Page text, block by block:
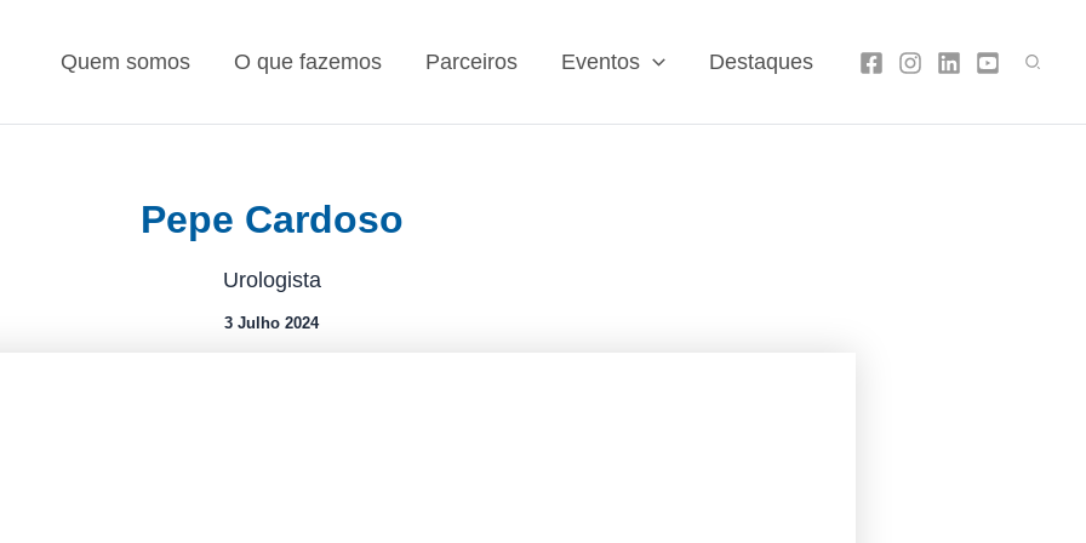
Quem somos O que fazemos Parceiros Eventos Destaques Search
Pepe Cardoso
Urologista
3 Julho 2024